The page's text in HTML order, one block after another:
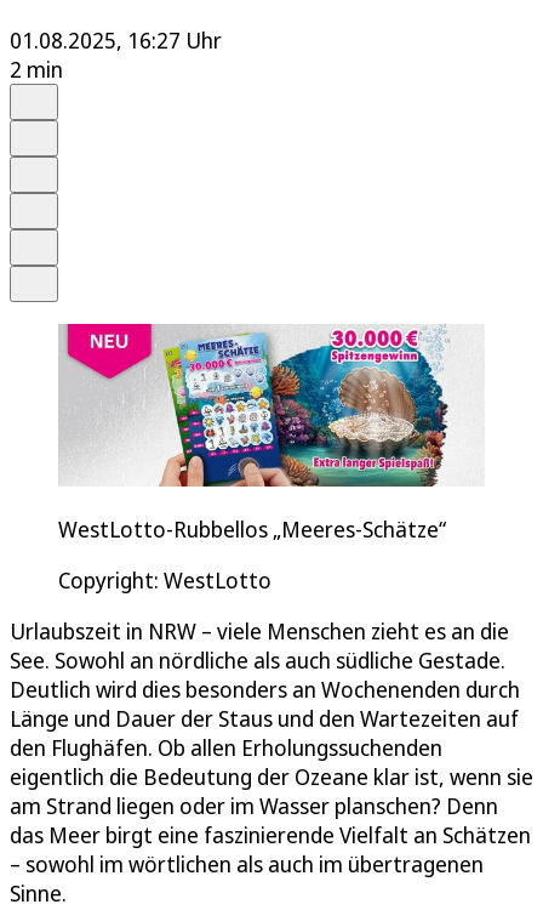
01.08.2025, 16:27 Uhr
2 min
WestLotto-Rubbellos „Meeres-Schätze“
Copyright: WestLotto
Urlaubszeit in NRW – viele Menschen zieht es an die
See. Sowohl an nördliche als auch südliche Gestade.
Deutlich wird dies besonders an Wochenenden durch
Länge und Dauer der Staus und den Wartezeiten auf
den Flughäfen. Ob allen Erholungssuchenden
eigentlich die Bedeutung der Ozeane klar ist, wenn sie
am Strand liegen oder im Wasser planschen? Denn
das Meer birgt eine faszinierende Vielfalt an Schätzen
– sowohl im wörtlichen als auch im übertragenen
Sinne.